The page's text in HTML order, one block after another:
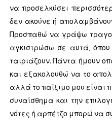
να προσελκύσει
δεν ακούνε ή
Προσπαθώ να γράψω
αγκιστρώσω σε αυτά,
ταιριάζουν. Πάντα ήμουν
και εξακολουθώ να το
αλλά το παίξιμο μου είναι
συναίσθημα και την
νότες ή αρπέτζο μπορώ να